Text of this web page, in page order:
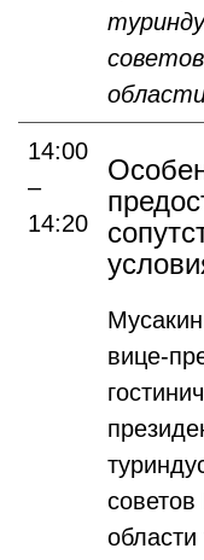
14:00
–
14:20
вице-